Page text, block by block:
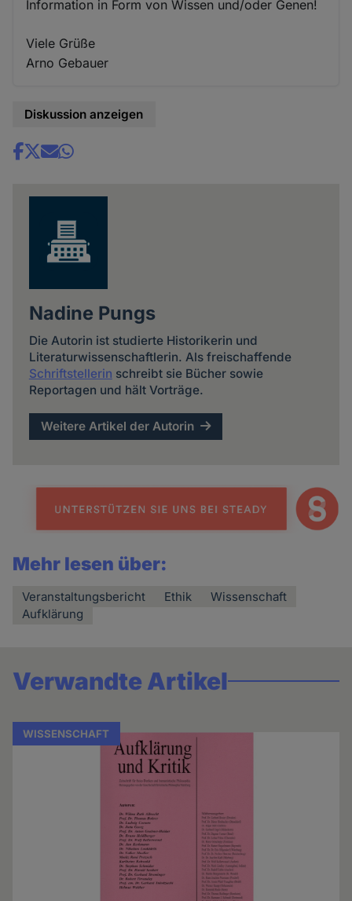
Information in Form von Wissen und/oder Genen!
Viele Grüße
Arno Gebauer
Diskussion anzeigen
Share
Nadine Pungs
Die Autorin ist studierte Historikerin und
Literaturwissenschaftlerin. Als freischaffende
Schriftstellerin schreibt sie Bücher sowie
Reportagen und hält Vorträge.
Weitere Artikel der Autorin
Mehr lesen über:
Veranstaltungsbericht Ethik
Wissenschaft
Aufklärung
Verwandte Artikel
WISSENSCHAFT